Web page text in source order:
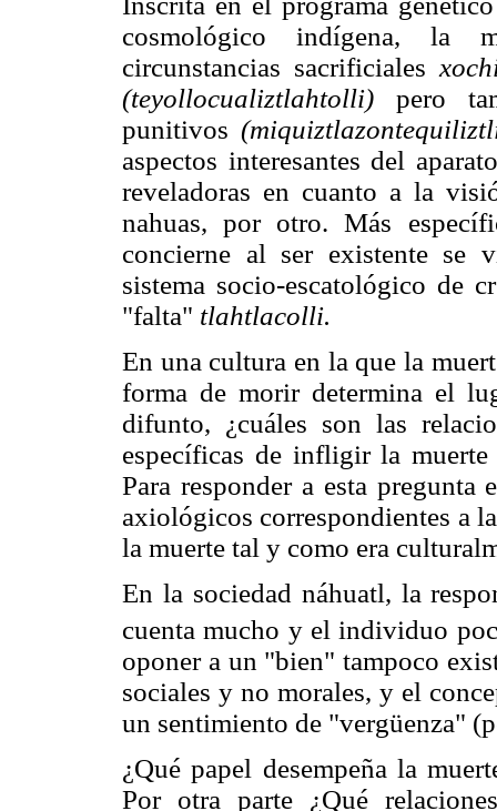
cosmológico indígena, la
circunstancias sacrificiales
(teyollocualiztlahtolli) pero
punitivos
aspectos interesantes del
reveladoras en cuanto a la
nahuas, por otro. Más
concierne al ser existente se
sistema socio-escatológico de
"falta" tlahtlacolli.
En una cultura en la que la
forma de morir determina el
difunto, ¿cuáles son las
específicas de infligir la
Para responder a esta pregunta
axiológicos correspondientes a
la muerte tal y como era
En la sociedad náhuatl, la
cuenta mucho y el individuo
oponer a un "bien" tampoco
sociales y no morales, y el
un sentimiento de "vergüenza"
¿Qué papel desempeña la
Por otra parte ¿Qué